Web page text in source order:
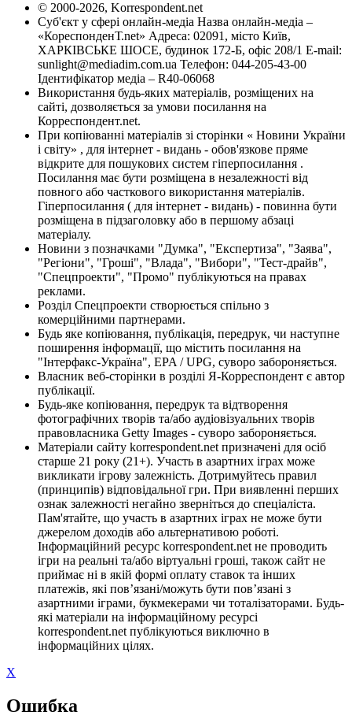
© 2000-2026, Korrespondent.net
Суб'єкт у сфері онлайн-медіа Назва онлайн-медіа –
«КореспонденТ.net» Адреса: 02091, місто Київ,
ХАРКІВСЬКЕ ШОСЕ, будинок 172-Б, офіс 208/1 E-mail:
sunlight@mediadim.com.ua Телефон: 044-205-43-00
Ідентифікатор медіа – R40-06068
Використання будь-яких матеріалів, розміщених на
сайті, дозволяється за умови посилання на
Корреспондент.net.
При копіюванні матеріалів зі сторінки « Новини України
і світу» , для інтернет - видань - обов'язкове пряме
відкрите для пошукових систем гіперпосилання .
Посилання має бути розміщена в незалежності від
повного або часткового використання матеріалів.
Гіперпосилання ( для інтернет - видань) - повинна бути
розміщена в підзаголовку або в першому абзаці
матеріалу.
Новини з позначками "Думка", "Експертиза", "Заява",
"Регіони", "Гроші", "Влада", "Вибори", "Тест-драйв",
"Спецпроекти", "Промо" публікуються на правах
реклами.
Розділ Спецпроекти створюється спільно з
комерційними партнерами.
Будь яке копіювання, публікація, передрук, чи наступне
поширення інформації, що містить посилання на
"Інтерфакс-Україна", EPA / UPG, суворо забороняється.
Власник веб-сторінки в розділі Я-Корреспондент є автор
публікації.
Будь-яке копіювання, передрук та відтворення
фотографічних творів та/або аудіовізуальних творів
правовласника Getty Images - суворо забороняється.
Матеріали сайту korrespondent.net призначені для осіб
старше 21 року (21+). Участь в азартних іграх може
викликати ігрову залежність. Дотримуйтесь правил
(принципів) відповідальної гри. При виявленні перших
ознак залежності негайно зверніться до спеціаліста.
Пам'ятайте, що участь в азартних іграх не може бути
джерелом доходів або альтернативою роботі.
Інформаційний ресурс korrespondent.net не проводить
ігри на реальні та/або віртуальні гроші, також сайт не
приймає ні в якій формі оплату ставок та інших
платежів, які пов’язані/можуть бути пов’язані з
азартними іграми, букмекерами чи тоталізаторами. Будь-
які матеріали на інформаційному ресурсі
korrespondent.net публікуються виключно в
інформаційних цілях.
X
Ошибка